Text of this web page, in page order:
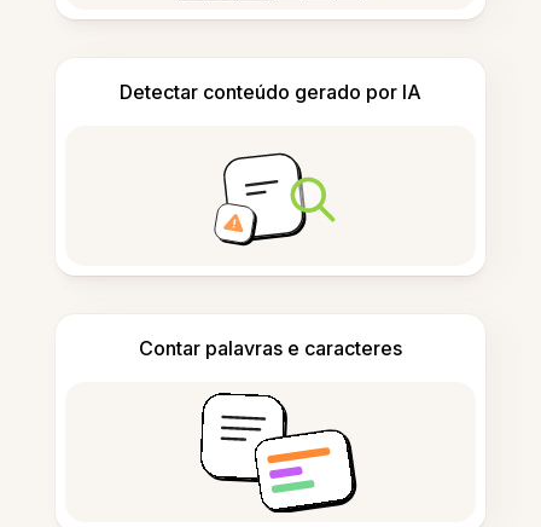
Detectar conteúdo gerado por IA
Contar palavras e caracteres